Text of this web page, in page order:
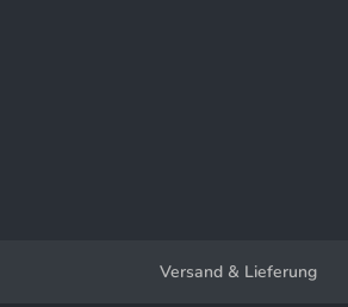
Versand & Lieferung